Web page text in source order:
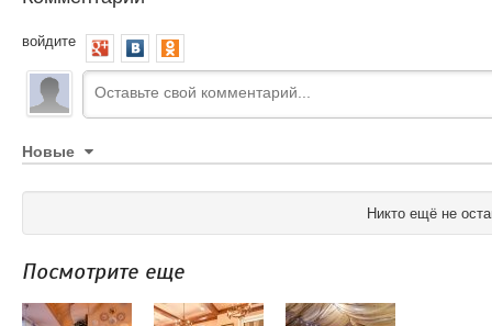
войдите
Новые
Никто ещё не
Посмотрите еще